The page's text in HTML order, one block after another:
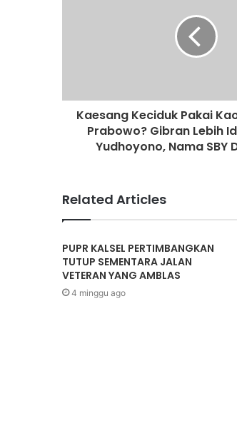
Kaesang Keciduk Pakai
Prabowo? Gibran Lebih
Yudhoyono, Nama SBY
Related Articles
PUPR KALSEL PERTIMBANGKAN
TUTUP SEMENTARA JALAN
VETERAN YANG AMBLAS
4 minggu ago